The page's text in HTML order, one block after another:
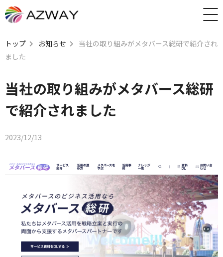
トップ お知らせ
当社の取り組みがメタバース総研で紹介され
ました
当社の取り組みがメタバース総研
で紹介されました
2023/12/13